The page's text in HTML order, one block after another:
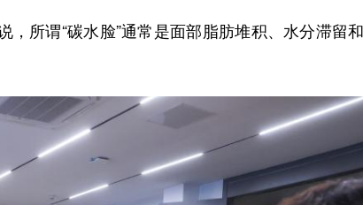
谓“碳水脸”通常是面部脂肪堆积、水分滞留